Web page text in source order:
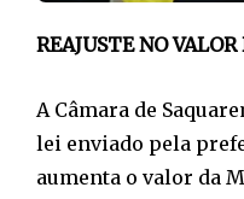
REAJUSTE NO VALOR
A Câmara de
lei enviado pela
aumenta o valor da